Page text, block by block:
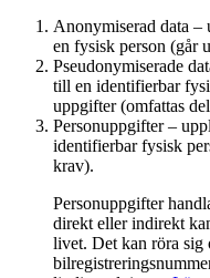
Anonymiserad data –
en fysisk person (går
Pseudonymiserade
till en identifierbar
uppgifter (omfattas
Personuppgifter –
identifierbar fysisk
krav).
Personuppgifter
direkt eller indirekt
livet. Det kan röra sig